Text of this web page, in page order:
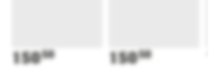
15050 15050